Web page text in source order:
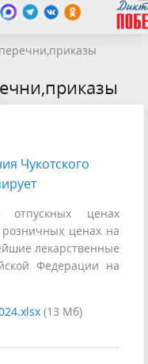
Чукотского
ценах
ценах на
лекарственные
Федерации на
(13 Мб)